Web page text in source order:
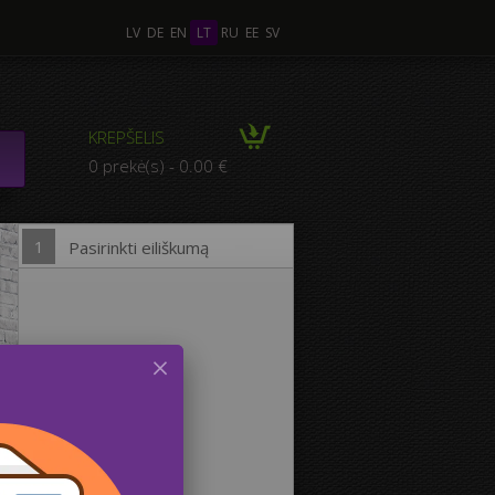
LV DE EN LT RU EE SV
KREPŠELIS
0 prekė(s) - 0.00 €
1 Pasirinkti eiliškumą
iš kelių